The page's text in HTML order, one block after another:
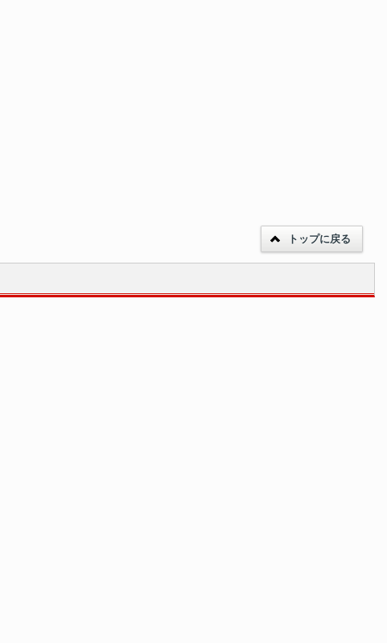
トップに戻る